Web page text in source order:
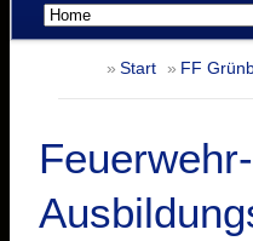
Navigation
überspringen
Start FF
Feuerwehr-